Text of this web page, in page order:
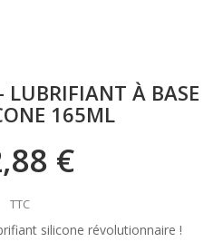
LUBRIFIANT À BASE
165ML
€
TTC
silicone révolutionnaire !